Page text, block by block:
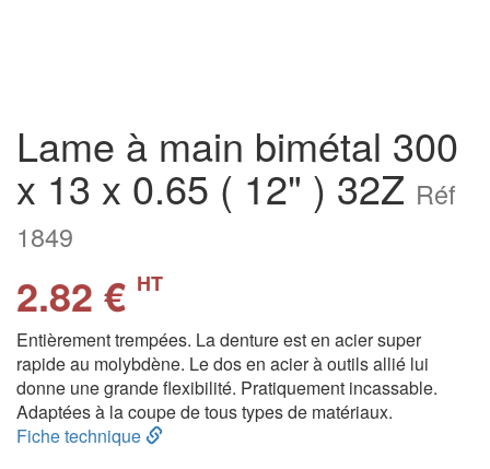
Lame à main bimétal 300
x 13 x 0.65 ( 12" ) 32Z Réf
1849
2.82 € HT
Entièrement trempées. La denture est en acier super
rapide au molybdène. Le dos en acier à outils allié lui
donne une grande flexibilité. Pratiquement incassable.
Adaptées à la coupe de tous types de matériaux.
Fiche technique